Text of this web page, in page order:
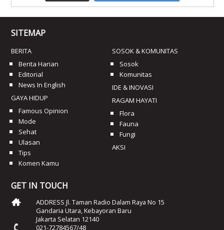
SITEMAP
BERITA
Berita Harian
Editorial
News In English
GAYA HIDUP
Famous Opinion
Mode
Sehat
Ulasan
Tips
Komen Kamu
SOSOK & KOMUNITAS
Sosok
Komunitas
IDE & INOVASI
RAGAM HAYATI
Flora
Fauna
Fungi
AKSI
GET IN TOUCH
ADDRESS Jl. Taman Radio Dalam Raya No 15
Gandaria Utara, Kebayoran Baru
Jakarta Selatan 12140
021-72784567/48